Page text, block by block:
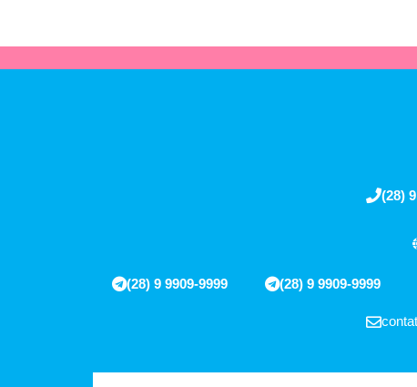
(28)
(28) 9 9909-9999 (28) 9 9909-9999